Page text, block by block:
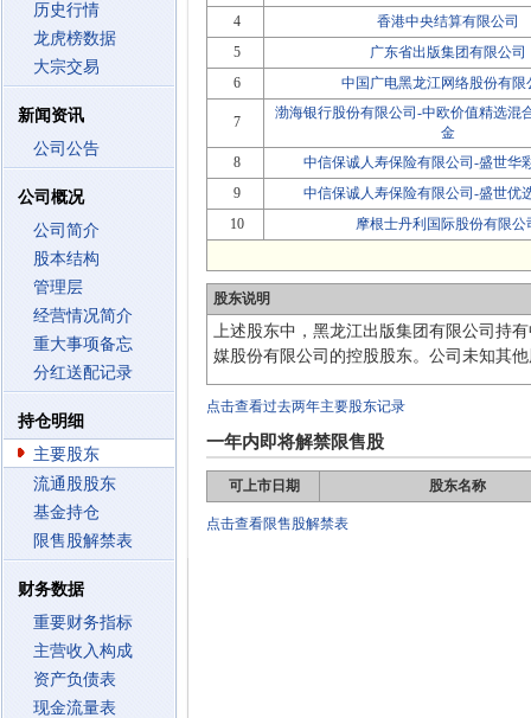
历史行情
龙虎榜数据
大宗交易
新闻资讯
公司公告
公司概况
公司简介
股本结构
管理层
经营情况简介
重大事项备忘
分红送配记录
持仓明细
主要股东
流通股股东
基金持仓
限售股解禁表
财务数据
重要财务指标
主营收入构成
资产负债表
现金流量表
4
香港中央结算有限公司
5
广东省出版集团有限公司
6
中国广电黑龙江网络股份有限
7
渤海银行股份有限公司-中欧价值精选混
金
8
中信保诚人寿保险有限公司-盛世华
9
中信保诚人寿保险有限公司-盛世优
10
摩根士丹利国际股份有限公
股东说明
上述股东中，黑龙江出版集团有限公司持
媒股份有限公司的控股股东。公司未知其
点击查看过去两年主要股东记录
一年内即将解禁限售股
可上市日期 股东名称
点击查看限售股解禁表